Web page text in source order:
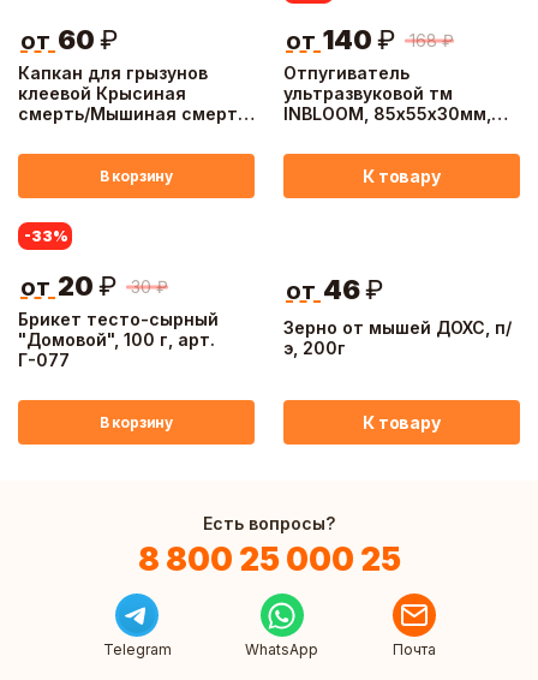
Капкан для грызунов
клеевой Крысиная
смерть/Мышиная смерть
от 60 ₽
В корзину
Отпугиватель
ультразвуковой тм
INBLOOM, 85х55х30мм,
22м2, ABS
168 ₽
от 140 ₽
К товару
Брикет тесто-сырный
"Домовой", 100 г, арт.
Г-077
-33%
30 ₽
от 20 ₽
В корзину
Зерно от мышей ДОХС, п/
э, 200г
от 46₽
К товару
Есть вопросы?
8 800 25 000 25
Telegram WhatsApp Почта